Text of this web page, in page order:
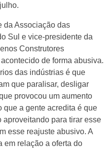
da Associação das
Sul e vice-presidente da
Construtores
de forma abusiva.
das indústrias é que
que paralisar, desligar
provocou um aumento
que a gente acredita é que
aproveitando para tirar esse
esse reajuste abusivo. A
em relação a oferta do